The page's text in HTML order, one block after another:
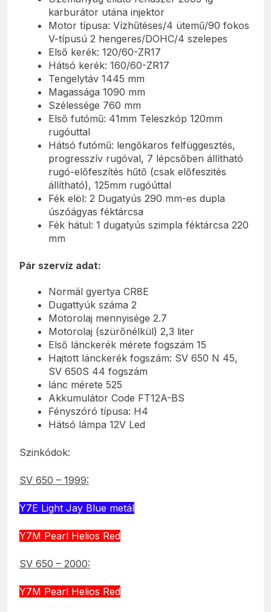
karburátor utána injektor
Motor típusa: Vízhűtéses/4 ütemű/90 fokos
V-típusú 2 hengeres/DOHC/4 szelepes
Első kerék: 120/60-ZR17
Hátsó kerék: 160/60-ZR17
Tengelytáv 1445 mm
Magassága 1090 mm
Szélessége 760 mm
Első futómű: 41mm Teleszkóp 120mm
rugóuttal
Hátsó futómű: lengőkaros felfüggesztés,
progresszív rugóval, 7 lépcsőben állítható
rugó-előfeszítés hűtő (csak előfeszités
állítható), 125mm rugóúttal
Fék elöl: 2 Dugatyús 290 mm-es dupla
úszóágyas féktárcsa
Fék hátul: 1 dugatyús szimpla féktárcsa 220
mm
Pár szervíz adat:
Normál gyertya CR8E
Dugattyúk száma 2
Motorolaj mennyisége 2.7
Motorolaj (szürőnélkül) 2,3 liter
Első lánckerék mérete fogszám 15
Hajtott lánckerék fogszám: SV 650 N 45,
SV 650S 44 fogszám
lánc mérete 525
Akkumulátor Code FT12A-BS
Fényszóró típusa: H4
Hátsó lámpa 12V Led
Szinkódok:
SV 650 – 1999:
Y7E Light Jay Blue metál
Y7M Pearl Helios Red
SV 650 – 2000:
Y7M Pearl Helios Red